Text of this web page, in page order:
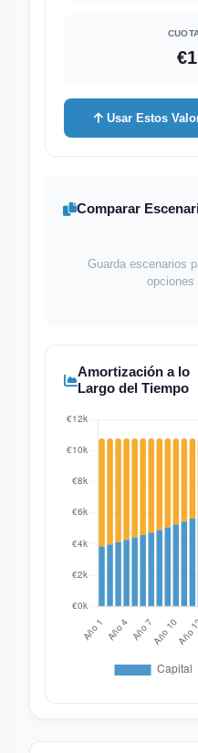
Usar Estos
Comparar
Guarda escenarios
opciones
Amortización a lo
Largo del Tiempo